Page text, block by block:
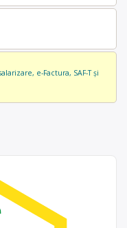
e-Factura, SAF-T și